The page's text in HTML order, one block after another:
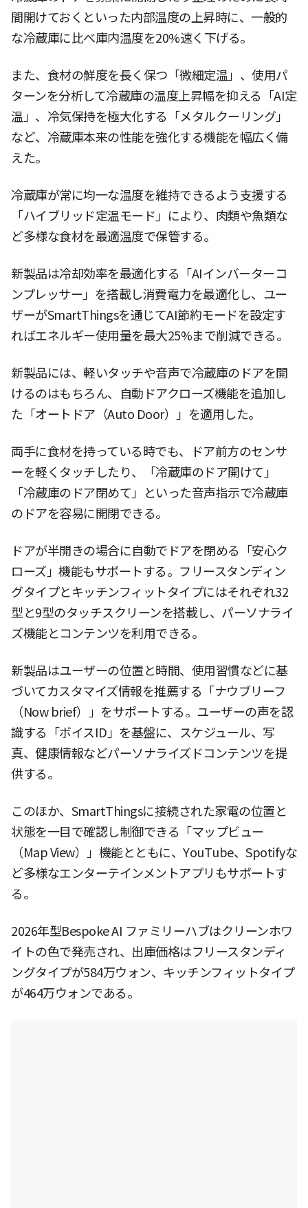
間開けておくといった内部温度の上昇時に、一般的
な冷蔵庫に比べ庫内温度を20%速く下げる。
また、食材の鮮度を長く保つ「微細定温」、使用パ
ターンを分析して冷蔵庫の温度上昇幅を抑える「AI定
温」、冷気保持を極大化する「メタルクーリング」
など、冷蔵庫本来の性能を強化する機能を幅広く備
えた。
冷蔵庫が常に均一な温度を維持できるよう支援する
「ハイブリッド定温モード」により、肉類や魚類な
ど多様な食材を最適温度で保管する。
新製品は冷却効率を最適化する「AIインバーターコ
ンプレッサー」を搭載し消費電力を最適化し、ユー
ザーがSmartThingsを通じてAI節約モードを設定す
ればエネルギー使用量を最大25%まで削減できる。
新製品には、軽いタッチや音声で冷蔵庫のドアを開
けるのはもちろん、自動ドアクローズ機能を追加し
た「オートドア（Auto Door）」を適用した。
両手に食材を持っている時でも、ドア前方のセンサ
ーを軽くタッチしたり、「冷蔵庫のドア開けて」
「冷蔵庫のドア閉めて」といった音声指示で冷蔵庫
のドアを容易に開閉できる。
ドアが半開きの場合に自動でドアを閉める「安心ク
ローズ」機能もサポートする。フリースタンディン
グタイプとキッチンフィットタイプにはそれぞれ32
型と9型のタッチスクリーンを搭載し、パーソナライ
ズ機能とコンテンツを利用できる。
新製品はユーザーの位置と時間、使用習慣などに基
づいてカスタマイズ情報を推薦する「ナウブリーフ
（Now brief）」をサポートする。ユーザーの声を認
識する「ボイスID」を基盤に、スケジュール、写
真、健康情報などパーソナライズドコンテンツを提
供する。
このほか、SmartThingsに接続された家電の位置と
状態を一目で確認し制御できる「マップビュー
（Map View）」機能とともに、YouTube、Spotifyな
ど多様なエンターテインメントアプリもサポートす
る。
2026年型Bespoke AI ファミリーハブはクリーンホワ
イトの色で発売され、出庫価格はフリースタンディ
ングタイプが584万ウォン、キッチンフィットタイプ
が464万ウォンである。